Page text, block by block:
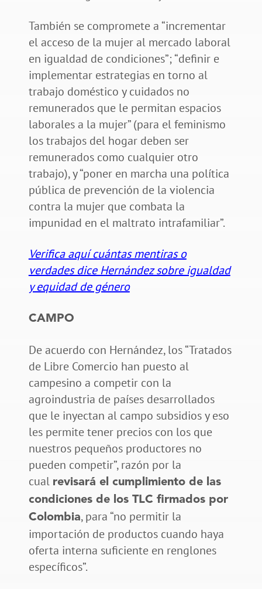
También se compromete a “incrementar
el acceso de la mujer al mercado laboral
en igualdad de condiciones”; “definir e
implementar estrategias en torno al
trabajo doméstico y cuidados no
remunerados que le permitan espacios
laborales a la mujer” (para el feminismo
los trabajos del hogar deben ser
remunerados como cualquier otro
trabajo), y “poner en marcha una política
pública de prevención de la violencia
contra la mujer que combata la
impunidad en el maltrato intrafamiliar”.
Verifica aquí cuántas mentiras o
verdades dice Hernández sobre igualdad
y equidad de género
CAMPO
De acuerdo con Hernández, los “Tratados
de Libre Comercio han puesto al
campesino a competir con la
agroindustria de países desarrollados
que le inyectan al campo subsidios y eso
les permite tener precios con los que
nuestros pequeños productores no
pueden competir”, razón por la
cual revisará el cumplimiento de las
condiciones de los TLC firmados por
Colombia, para “no permitir la
importación de productos cuando haya
oferta interna suficiente en renglones
específicos”.